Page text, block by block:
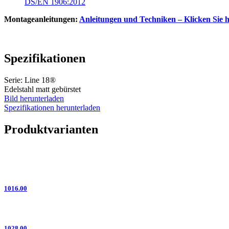
DS/EN 1906:2012
Montageanleitungen: Anleitungen und Techniken – Klicken Sie
Spezifikationen
Serie: Line 18®
Edelstahl matt gebürstet
Bild herunterladen
Spezifikationen herunterladen
Produktvarianten
1016.00